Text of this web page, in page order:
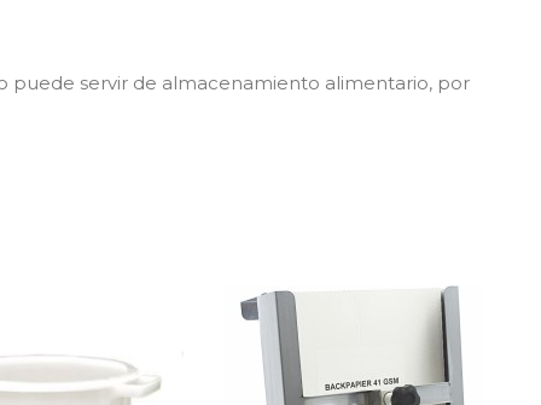
puede servir de almacenamiento alimentario, por